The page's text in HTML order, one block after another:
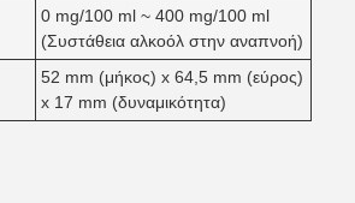
0 mg/100 ml ~ 400 mg/100 ml
(Συστάθεια αλκοόλ στην αναπνοή)
52 mm (μήκος) x 64,5 mm (εύρος)
x 17 mm (δυναμικότητα)